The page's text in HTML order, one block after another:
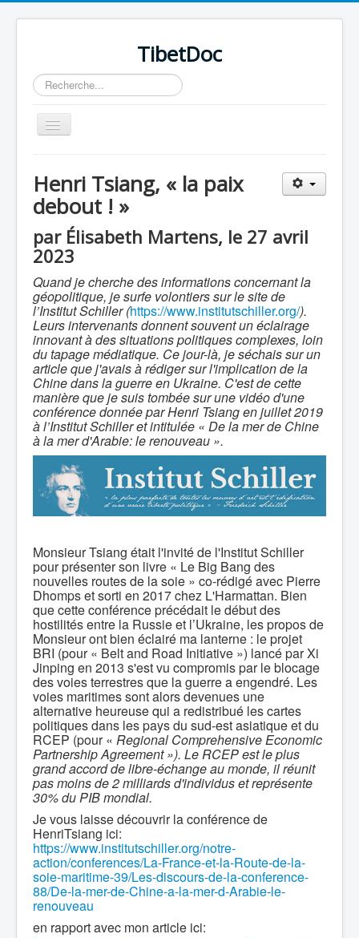
TibetDoc
Rechercher
Basculer
la
≡
Henri Tsiang, « la paix
debout ! »
par Élisabeth Martens, le 27 avril
2023
Quand je cherche des informations concernant la
géopolitique, je surfe volontiers sur le site de
l’Institut Schiller (https://www.institutschiller.org/).
Leurs intervenants donnent souvent un éclairage
innovant à des situations politiques complexes, loin
du tapage médiatique. Ce jour-là, je séchais sur un
article que j'avais à rédiger sur l'implication de la
Chine dans la guerre en Ukraine. C'est de cette
manière que je suis tombée sur une vidéo d'une
conférence donnée par Henri Tsiang en juillet 2019
à l’Institut Schiller et intitulée « De la mer de Chine
à la mer d'Arabie: le renouveau ».
Monsieur Tsiang était l'invité de l'Institut Schiller
pour présenter son livre « Le Big Bang des
nouvelles routes de la soie » co-rédigé avec Pierre
Dhomps et sorti en 2017 chez L'Harmattan. Bien
que cette conférence précédait le début des
hostilités entre la Russie et l’Ukraine, les propos de
Monsieur ont bien éclairé ma lanterne : le projet
BRI (pour « Belt and Road Initiative ») lancé par Xi
Jinping en 2013 s'est vu compromis par le blocage
des voies terrestres que la guerre a engendré. Les
voies maritimes sont alors devenues une
alternative heureuse qui a redistribué les cartes
politiques dans les pays du sud-est asiatique et du
RCEP (pour « Regional Comprehensive Economic
Partnership Agreement »). Le RCEP est le plus
grand accord de libre-échange au monde, il réunit
pas moins de 2 milliards d'individus et représente
30% du PIB mondial.
Je vous laisse découvrir la conférence de
HenriTsiang ici:
https://www.institutschiller.org/notre-
action/conferences/La-France-et-la-Route-de-la-
soie-maritime-39/Les-discours-de-la-conference-
88/De-la-mer-de-Chine-a-la-mer-d-Arabie-le-
renouveau
en rapport avec mon article ici: